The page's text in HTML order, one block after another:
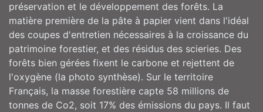
préservation et le développement des forêts. La
matière première de la pâte à papier vient dans l'idéal
des coupes d'entretien nécessaires à la croissance du
patrimoine forestier, et des résidus des scieries. Des
forêts bien gérées fixent le carbone et rejettent de
l'oxygène (la photo synthèse). Sur le territoire
Français, la masse forestière capte 58 millions de
tonnes de Co2, soit 17% des émissions du pays. Il faut